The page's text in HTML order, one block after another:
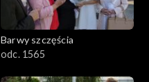
Barwy szczęścia
odc. 1565